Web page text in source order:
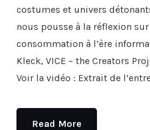
costumes et univers
nous pousse à la réflexion
consommation à l’ère
Kleck, VICE – the Creators
Voir la vidéo : Extrait de
Read More